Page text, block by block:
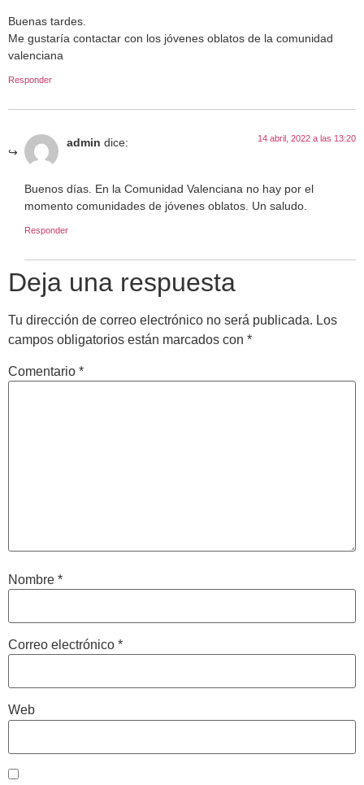
Buenas tardes.
Me gustaría contactar con los jóvenes oblatos de la comunidad
valenciana
Responder
admin dice: 14 abril, 2022 a las 13:20
Buenos días. En la Comunidad Valenciana no hay por el
momento comunidades de jóvenes oblatos. Un saludo.
Responder
Deja una respuesta
Tu dirección de correo electrónico no será publicada. Los
campos obligatorios están marcados con *
Comentario *
Nombre *
Correo electrónico *
Web